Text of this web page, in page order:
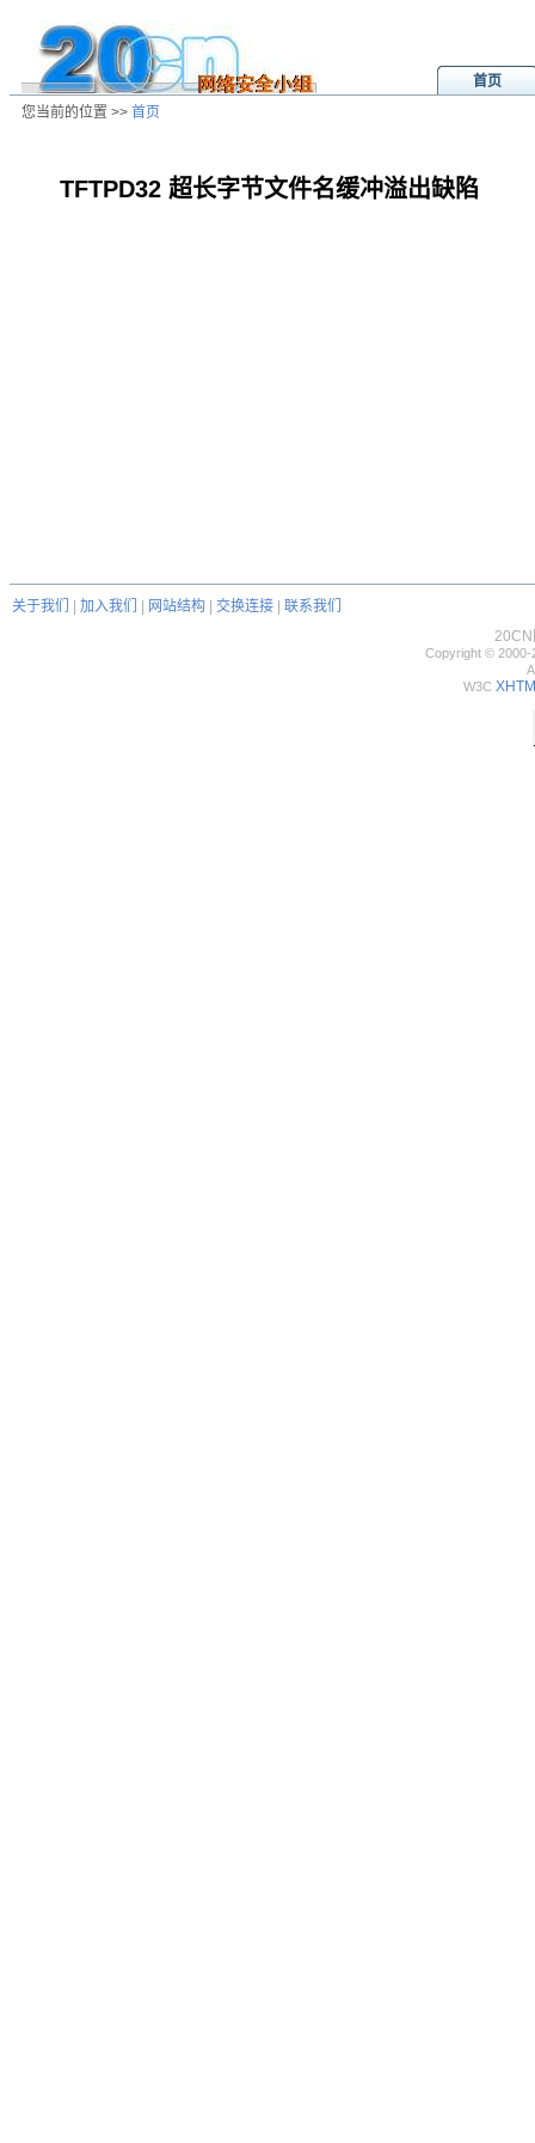
首页
您当前的位置 >> 首页
TFTPD32 超长字节文件名缓冲溢出缺陷
关于我们 加入我们 网站结构 交换连接
联系我们
20CN
Copyright © 2000-
W3C